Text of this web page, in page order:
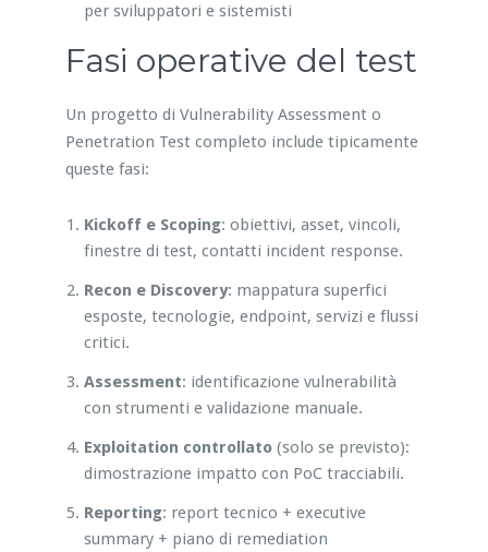
per sviluppatori e sistemisti
Fasi operative del test
Un progetto di Vulnerability Assessment o
Penetration Test completo include tipicamente
queste fasi:
Kickoff e Scoping: obiettivi, asset, vincoli,
finestre di test, contatti incident response.
Recon e Discovery: mappatura superfici
esposte, tecnologie, endpoint, servizi e flussi
critici.
Assessment: identificazione vulnerabilità
con strumenti e validazione manuale.
Exploitation controllato(solo se previsto):
dimostrazione impatto con PoC tracciabili.
Reporting: report tecnico + executive
summary + piano di remediation